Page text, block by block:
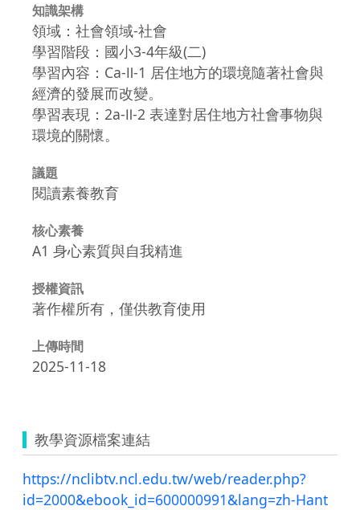
知識架構
領域：社會領域-社會
學習階段：國小3-4年級(二)
學習內容：Ca-Ⅱ-1 居住地方的環境隨著社會與
經濟的發展而改變。
學習表現：2a-Ⅱ-2 表達對居住地方社會事物與
環境的關懷。
議題
閱讀素養教育
核心素養
A1 身心素質與自我精進
授權資訊
著作權所有，僅供教育使用
上傳時間
2025-11-18
教學資源檔案連結
https://nclibtv.ncl.edu.tw/web/reader.php?
id=2000&ebook_id=600000991&lang=zh-Hant